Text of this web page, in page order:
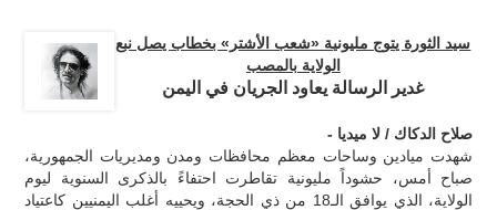
سيد الثورة يتوج مليونية «شعب الأشتر» بخطاب يصل نبع
الولاية بالمصب
غدير الرسالة يعاود الجريان في اليمن
صلاح الدكاك / لا ميديا -
شهدت ميادين وساحات معظم محافظات ومدن ومديريات الجمهورية،
صباح أمس، حشوداً مليونية تقاطرت احتفاءً بالذكرى السنوية ليوم
الولاية، الذي يوافق الـ18 من ذي الحجة، ويحييه أغلب اليمنيين كاعتياد